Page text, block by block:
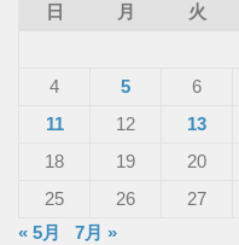
日
月 火
4
5 6
11
12 13
18
19 20
25
26 27
« 5月
7月 »